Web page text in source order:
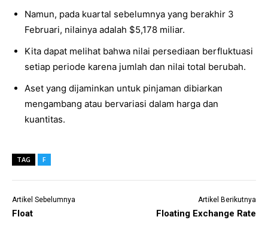
Namun, pada kuartal sebelumnya yang berakhir 3
Februari, nilainya adalah $5,178 miliar.
Kita dapat melihat bahwa nilai persediaan berfluktuasi
setiap periode karena jumlah dan nilai total berubah.
Aset yang dijaminkan untuk pinjaman dibiarkan
mengambang atau bervariasi dalam harga dan
kuantitas.
TAG F
Artikel Sebelumnya
Float
Artikel Berikutnya
Floating Exchange Rate